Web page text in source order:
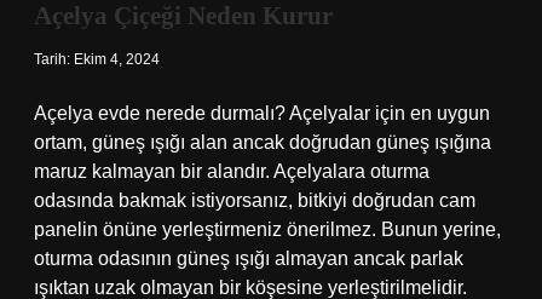
Açelya Çiçeği Neden Kurur
Tarih: Ekim 4, 2024
Açelya evde nerede durmalı? Açelyalar için en uygun
ortam, güneş ışığı alan ancak doğrudan güneş ışığına
maruz kalmayan bir alandır. Açelyalara oturma
odasında bakmak istiyorsanız, bitkiyi doğrudan cam
panelin önüne yerleştirmeniz önerilmez. Bunun yerine,
oturma odasının güneş ışığı almayan ancak parlak
ışıktan uzak olmayan bir köşesine yerleştirilmelidir.